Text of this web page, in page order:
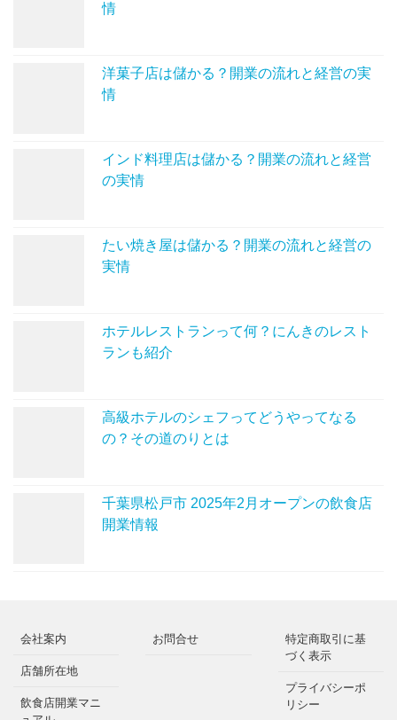
情
洋菓子店は儲かる？開業の流れと経営の実
情
インド料理店は儲かる？開業の流れと経営
の実情
たい焼き屋は儲かる？開業の流れと経営の
実情
ホテルレストランって何？にんきのレスト
ランも紹介
高級ホテルのシェフってどうやってなる
の？その道のりとは
千葉県松戸市 2025年2月オープンの飲食店
開業情報
会社案内
店舗所在地
飲食店開業マニ
お問合せ
特定商取引に基
づく表示
プライバシーポ
リシー